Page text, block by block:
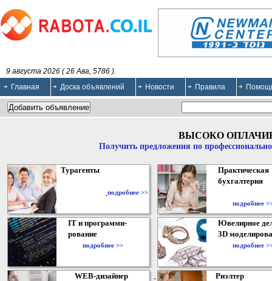
9 августа 2026 ( 26 Ава, 5786 ).
Главная
Доска объявлений Новости Правила
ВЫСОКО
Получить предложения по
Турагенты
подробнее >>
Практическая
бухгалтерия
подробнее
IT и программи-
рование
подробнее >>
Ювелирное
3D
подробнее
WEB-дизайнер Риэлтер